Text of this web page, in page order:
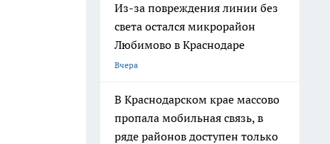
Из-за повреждения линии без
света остался микрорайон
Любимово в Краснодаре
Вчера
В Краснодарском крае массово
пропала мобильная связь, в
ряде районов доступен только